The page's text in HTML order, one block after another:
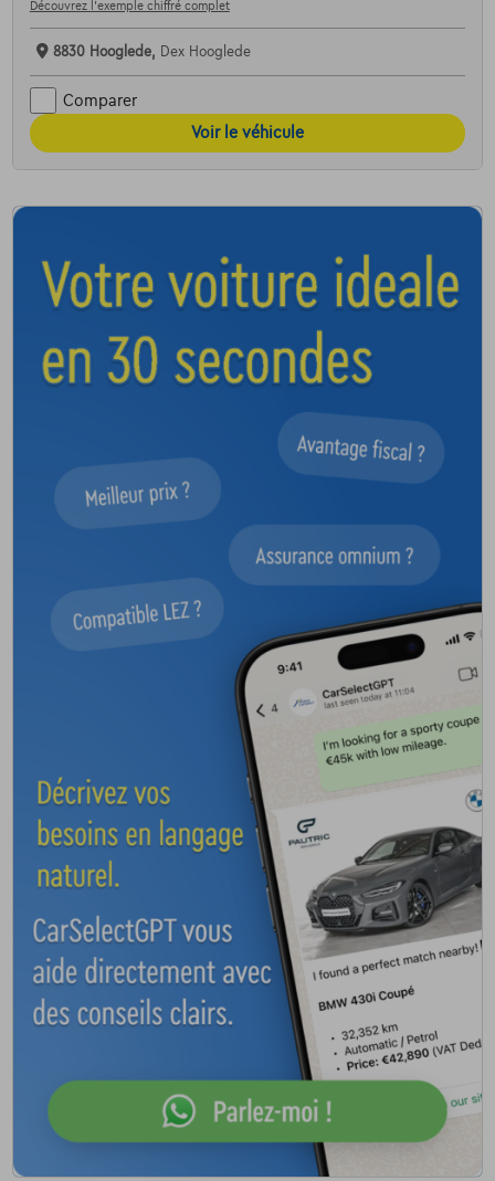
Découvrez l’exemple chiffré complet
8830 Hooglede, Dex Hooglede
Comparer
Voir le véhicule